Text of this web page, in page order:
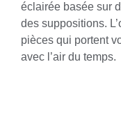
éclairée basée sur
des suppositions.
pièces qui portent
avec l’air du temps.